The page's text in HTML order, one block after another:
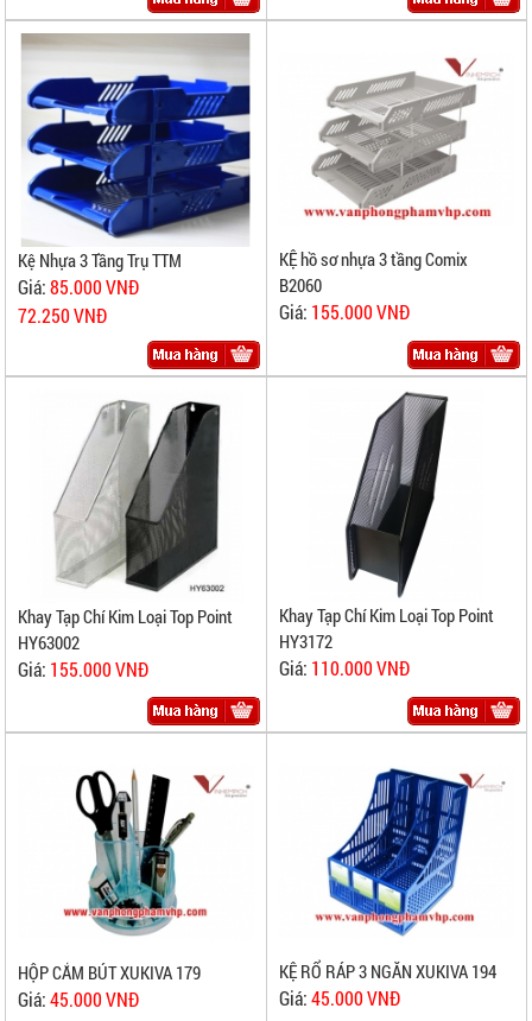
Kệ Nhựa 3 Tầng Trụ TTM
Giá:85.000 VNĐ
72.250 VNĐ
KỆ hồ sơ nhựa 3 tầng Comix
B2060
Giá: 155.000 VNĐ
Khay Tạp Chí Kim Loại Top Point
HY63002
Giá: 155.000 VNĐ
Khay Tạp Chí Kim Loại Top Point
HY3172
Giá: 110.000 VNĐ
HỘP CẮM BÚT XUKIVA 179
Giá:45.000 VNĐ
KỆ RỔ RÁP 3 NGĂN XUKIVA 194
Giá:45.000 VNĐ